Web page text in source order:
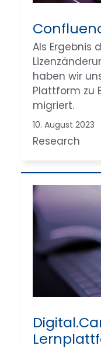
Als Ergebnis
haben wir
Plattform zu
migriert.
10. August 2023
Research